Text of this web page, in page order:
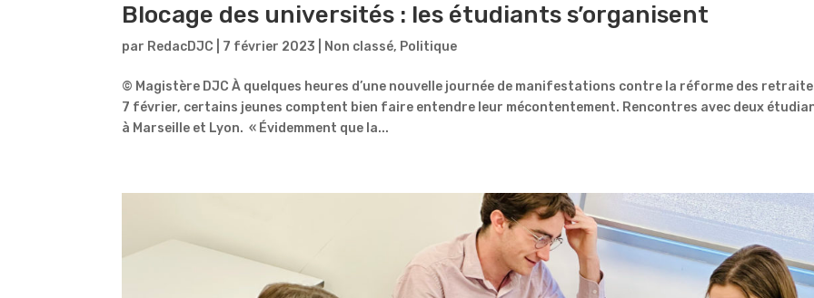
Blocage des universités : les étudiants s’organisent
par RedacDJC 7 février 2023 Non classé, Politique
© Magistère DJC À quelques heures d’une nouvelle journée de manifestations contre la réforme des
7 février, certains jeunes comptent bien faire entendre leur mécontentement. Rencontres avec deux
à Marseille et Lyon. « Évidemment que la...